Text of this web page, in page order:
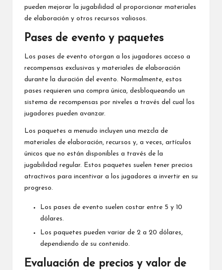
pueden mejorar la jugabilidad al proporcionar materiales
de elaboración y otros recursos valiosos.
Pases de evento y paquetes
Los pases de evento otorgan a los jugadores acceso a
recompensas exclusivas y materiales de elaboración
durante la duración del evento. Normalmente, estos
pases requieren una compra única, desbloqueando un
sistema de recompensas por niveles a través del cual los
jugadores pueden avanzar.
Los paquetes a menudo incluyen una mezcla de
materiales de elaboración, recursos y, a veces, artículos
únicos que no están disponibles a través de la
jugabilidad regular. Estos paquetes suelen tener precios
atractivos para incentivar a los jugadores a invertir en su
progreso.
Los pases de evento suelen costar entre 5 y 10
dólares.
Los paquetes pueden variar de 2 a 20 dólares,
dependiendo de su contenido.
Evaluación de precios y valor de